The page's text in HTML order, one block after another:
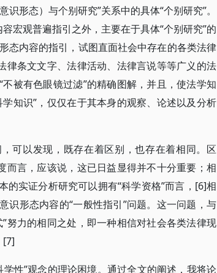
形态）与个别研究”关系中的具体“个别研究”。
宏观普遍指引之外，主要在于具体“个别研究”的
态内容的指引，试图直面社会中存在的各类法律
律条文文字、法律活动、法律言说等等广义的法
被有色眼镜过滤”的精确图解，并且，使法学知
知识”，仅仅在于其本身的观察、论述以及分析
可以发现，既存在着区别，也存在着相同。区
而言，应该说，这已日益显得并不十分重要；相
实证分析研究可以拥有“科学资格”而言，[6]相
识形态内容的“一般性指引”问题。这一问题，与
努力的相同之处，即一种相信对社会各类法律现
[7]
性”观念的理论困境。通过全文的阐述，我将论